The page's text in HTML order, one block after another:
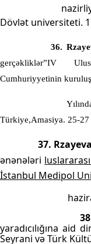
Dövlət universiteti.
36.
gerçəkliklər”IV
Cumhuriyyetinin
Türkiye,Amasiya. 25-
37.
ənənələri
İstanbul Medipol
yaradıcılığına aid
Seyrani və Türk